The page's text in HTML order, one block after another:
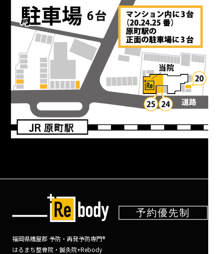
福岡県糟屋郡 予防・再発予防専門®
はるまち整骨院・鍼灸院+Rebody